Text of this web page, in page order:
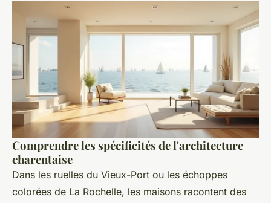
Comprendre les spécificités de l'architecture
charentaise
Dans les ruelles du Vieux-Port ou les échoppes
colorées de La Rochelle, les maisons racontent des